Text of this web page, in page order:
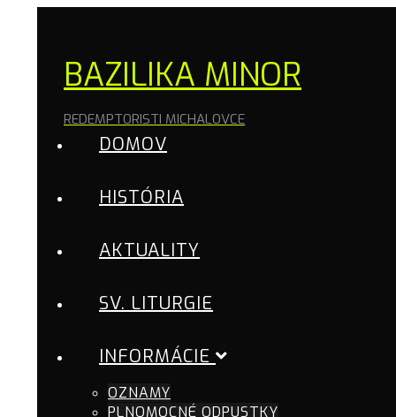
BAZILIKA MINOR
REDEMPTORISTI MICHALOVCE
DOMOV
HISTÓRIA
AKTUALITY
SV. LITURGIE
INFORMÁCIE
OZNAMY
PLNOMOCNÉ ODPUSTKY